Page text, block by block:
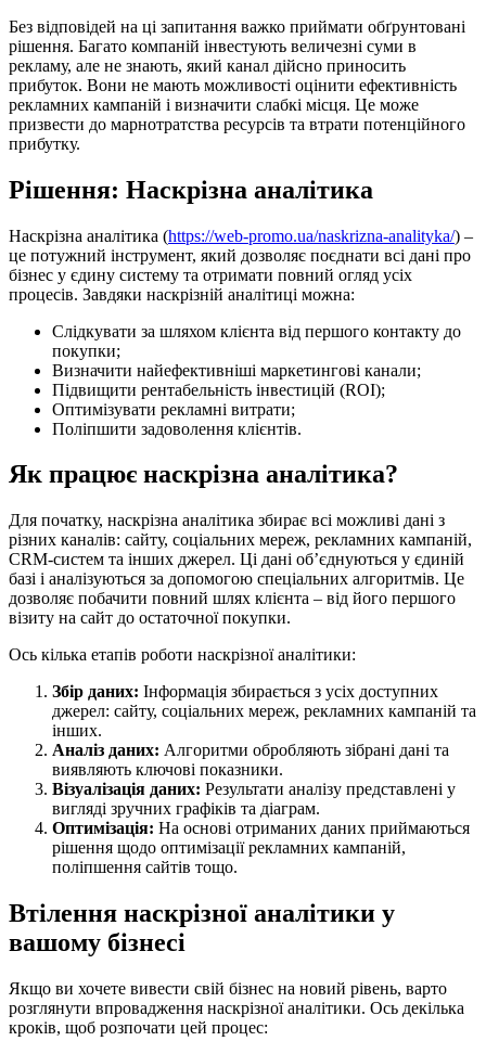
Без відповідей на ці запитання важко приймати обґрунтовані
рішення. Багато компаній інвестують величезні суми в
рекламу, але не знають, який канал дійсно приносить
прибуток. Вони не мають можливості оцінити ефективність
рекламних кампаній і визначити слабкі місця. Це може
призвести до марнотратства ресурсів та втрати потенційного
прибутку.
Рішення: Наскрізна аналітика
Наскрізна аналітика (https://web-promo.ua/naskrizna-analityka/) –
це потужний інструмент, який дозволяє поєднати всі дані про
бізнес у єдину систему та отримати повний огляд усіх
процесів. Завдяки наскрізній аналітиці можна:
Слідкувати за шляхом клієнта від першого контакту до
покупки;
Визначити найефективніші маркетингові канали;
Підвищити рентабельність інвестицій (ROI);
Оптимізувати рекламні витрати;
Поліпшити задоволення клієнтів.
Як працює наскрізна аналітика?
Для початку, наскрізна аналітика збирає всі можливі дані з
різних каналів: сайту, соціальних мереж, рекламних кампаній,
CRM-систем та інших джерел. Ці дані об’єднуються у єдиній
базі і аналізуються за допомогою спеціальних алгоритмів. Це
дозволяє побачити повний шлях клієнта – від його першого
візиту на сайт до остаточної покупки.
Ось кілька етапів роботи наскрізної аналітики:
Збір даних: Інформація збирається з усіх доступних
джерел: сайту, соціальних мереж, рекламних кампаній та
інших.
Аналіз даних: Алгоритми обробляють зібрані дані та
виявляють ключові показники.
Візуалізація даних: Результати аналізу представлені у
вигляді зручних графіків та діаграм.
Оптимізація: На основі отриманих даних приймаються
рішення щодо оптимізації рекламних кампаній,
поліпшення сайтів тощо.
Втілення наскрізної аналітики у
вашому бізнесі
Якщо ви хочете вивести свій бізнес на новий рівень, варто
розглянути впровадження наскрізної аналітики. Ось декілька
кроків, щоб розпочати цей процес: